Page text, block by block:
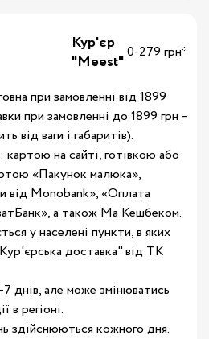
Кур'єр
"Meest"0-279 грн*
при замовленні від 1899
при замовленні до 1899 грн –
від ваги і габаритів).
на сайті, готівкою або
«Пакунок малюка»,
від Monobank», «Оплата
а також Ма Кешбеком.
у населені пункти, в яких
доставка" від ТК
днів, але може змінюватись
в регіоні.
здійснюються кожного дня.